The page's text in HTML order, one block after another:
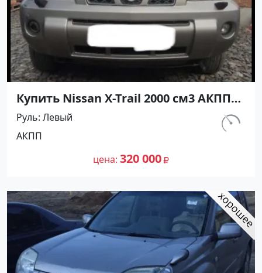
Купить Nissan X-Trail 2000 см3 АКПП
(140 л.с.) Бензин инжектор в Анапа :
цвет Серый Внедорожник 2005 года
по цене 320000 рублей, объявление
№24760 на сайте Авторынок23
км.
Руль Левый
АКПП
цена 320 000